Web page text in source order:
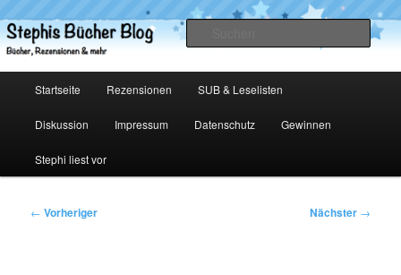
primären
Inhalt
Stephis Bücher Blog
Startseite Rezensionen SUB & Leselisten
Diskussion Impressum Datenschutz Gewinnen
Stephi liest vor
Beitragsnavigation
← Vorheriger Nächster →